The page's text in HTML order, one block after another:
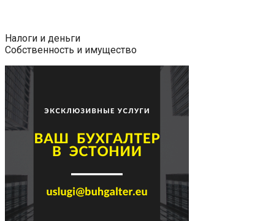
Налоги и деньги
Собственность и имущество